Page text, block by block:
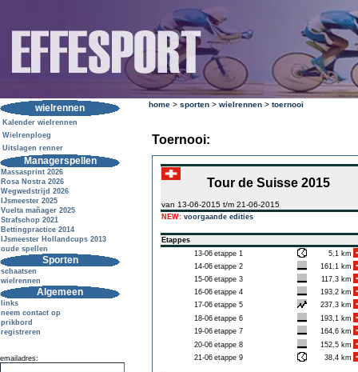
wielrennen
Kalender wielrennen
Wielrenploeg
Uitslagen renner
Managerspellen
Massasprint 2026
Rosa Nostra 2026
Wegwedstrijd 2026
IJsmeester 2025
Vuelta mañager 2025
Strafschop 2021
Bettingpractice 2014
IJsmeester Hollandcups 2013
oude spellen
Sporten
schaatsen
wielrennen
Algemeen
links
neem contact op
prikbord
registreren
emailadres:
home > sporten > wielrennen > toernooi
Toernooi:
Tour de Suisse 2015
van 13-06-2015 t/m 21-06-2015
NEW: voorgaande edities
Etappes
13-06 etappe 1
5,1 km
14-06 etappe 2
161,1 km
15-06 etappe 3
117,3 km
16-06 etappe 4
193,2 km
17-06 etappe 5
237,3 km
18-06 etappe 6
193,1 km
19-06 etappe 7
164,6 km
20-06 etappe 8
152,5 km
21-06 etappe 9 38,4 km